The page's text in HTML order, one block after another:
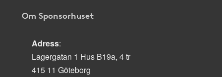
Om Sponsorhuset
Adress:
Lagergatan 1 Hus B19a, 4 tr
415 11 Göteborg